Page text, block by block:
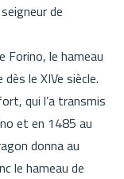
de
Forino, le hameau
le XIVe siècle.
qui l’a transmis
et en 1485 au
donna au
le hameau de